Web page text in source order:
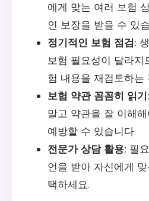
에게 맞는 여러 보험
인 보장을 받을 수 있
정기적인 보험 점검:
보험 필요성이 달라지
험 내용을 재검토하는
보험 약관 꼼꼼히 읽기:
말고 약관을 잘 이해
예방할 수 있습니다.
전문가 상담 활용: 필
언을 받아 자신에게
택하세요.